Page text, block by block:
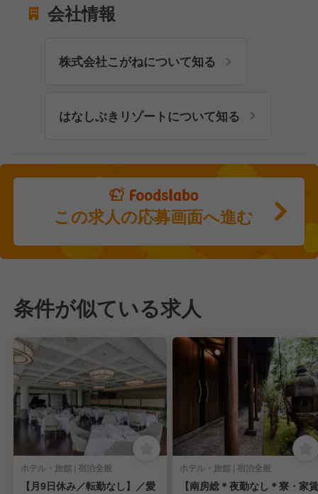
会社情報
株式会社こがねについて知る
はなしぶきリゾートについて知る
この求人の応募画面へ進む
条件が似ている求人
ホテル・旅館 | 宿泊全般
【月9日休み／転勤なし】／愛
ホテル・旅館 | 宿泊全般
【南房総＊夜勤なし＊寮・家賃